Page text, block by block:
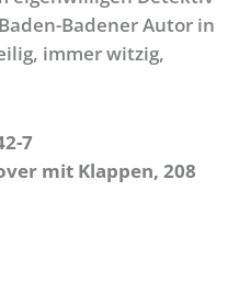
Badener Autor in
immer witzig,
7
mit Klappen, 208